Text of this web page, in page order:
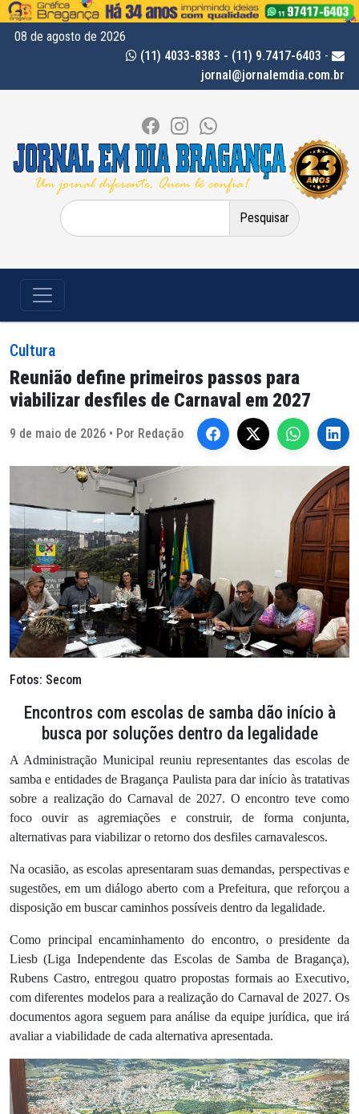
08 de agosto de 2026
(11) 4033-8383 - (11) 9.7417-6403 -
jornal@jornalemdia.com.br
Pesquisar
por:
Cultura
Reunião define primeiros passos para
viabilizar desfiles de Carnaval em 2027
9 de maio de 2026 • Por Redação
Fotos: Secom
Encontros com escolas de samba dão início à
busca por soluções dentro da legalidade
A Administração Municipal reuniu representantes das escolas de
samba e entidades de Bragança Paulista para dar início às tratativas
sobre a realização do Carnaval de 2027. O encontro teve como
foco ouvir as agremiações e construir, de forma conjunta,
alternativas para viabilizar o retorno dos desfiles carnavalescos.
Na ocasião, as escolas apresentaram suas demandas, perspectivas e
sugestões, em um diálogo aberto com a Prefeitura, que reforçou a
disposição em buscar caminhos possíveis dentro da legalidade.
Como principal encaminhamento do encontro, o presidente da
Liesb (Liga Independente das Escolas de Samba de Bragança),
Rubens Castro, entregou quatro propostas formais ao Executivo,
com diferentes modelos para a realização do Carnaval de 2027. Os
documentos agora seguem para análise da equipe jurídica, que irá
avaliar a viabilidade de cada alternativa apresentada.